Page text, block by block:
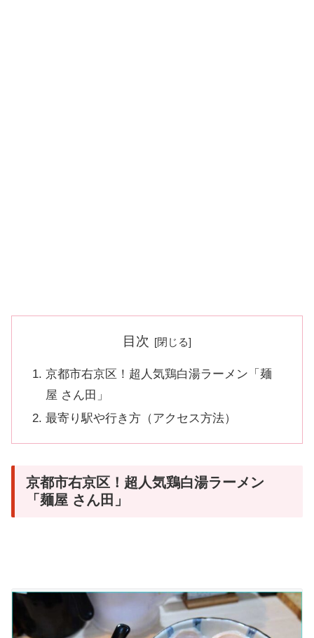
目次
京都市右京区！超人気鶏白湯ラーメン「麺
屋 さん田」
最寄り駅や行き方（アクセス方法）
京都市右京区！超人気鶏白湯ラーメン
「麺屋 さん田」